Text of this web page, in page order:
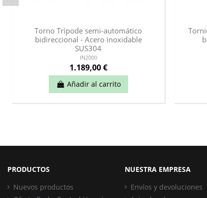
Torno Trípode semi-automático
bidireccional - Acero inoxidable
SUS304
IN2000
1.189,00 €
Añadir al carrito
PRODUCTOS
Nuevos productos
NUESTRA EMPRESA
Envíos y devoluciones